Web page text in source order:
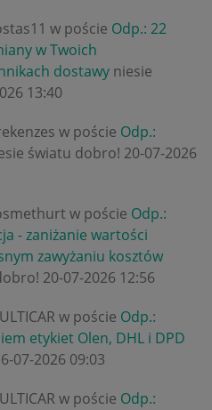
w poście Odp.: 22
w Twoich
dostawy niesie
13:40
w poście Odp.:
światu dobro! ‎20-07-2026
w poście Odp.:
- zaniżanie wartości
zawyżaniu kosztów
‎20-07-2026 12:56
w poście Odp.:
etykiet Olen, DHL i DPD
07-2026 09:03
w poście Odp.: